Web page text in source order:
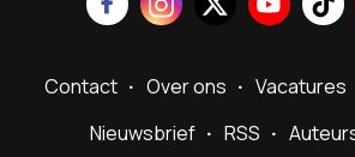
Contact Over ons Vacatures
Nieuwsbrief
RSS